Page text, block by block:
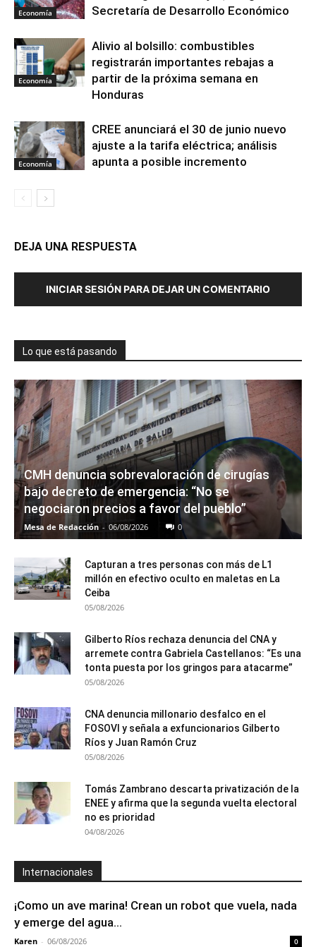
Economía
Secretaría de Desarrollo Económico
Economía
Alivio al bolsillo: combustibles
registrarán importantes rebajas a
partir de la próxima semana en
Honduras
Economía
CREE anunciará el 30 de junio nuevo
ajuste a la tarifa eléctrica; análisis
apunta a posible incremento
DEJA UNA RESPUESTA
INICIAR SESIÓN PARA DEJAR UN COMENTARIO
Lo que está pasando
CMH denuncia sobrevaloración de cirugías
bajo decreto de emergencia: “No se
negociaron precios a favor del pueblo”
Mesa de Redacción - 06/08/2026 0
Capturan a tres personas con más de L1
millón en efectivo oculto en maletas en La
Ceiba
05/08/2026
Gilberto Ríos rechaza denuncia del CNA y
arremete contra Gabriela Castellanos: “Es una
tonta puesta por los gringos para atacarme”
05/08/2026
CNA denuncia millonario desfalco en el
FOSOVI y señala a exfuncionarios Gilberto
Ríos y Juan Ramón Cruz
05/08/2026
Tomás Zambrano descarta privatización de la
ENEE y afirma que la segunda vuelta electoral
no es prioridad
04/08/2026
Internacionales
¡Como un ave marina! Crean un robot que vuela, nada
y emerge del agua...
Karen - 06/08/2026 0